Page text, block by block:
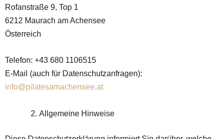
Rofanstraße 9, Top 1
6212 Maurach am Achensee
Österreich
Telefon: +43 680 1106515
E-Mail (auch für Datenschutzanfragen):
info@pilatesamachensee.at
Allgemeine Hinweise